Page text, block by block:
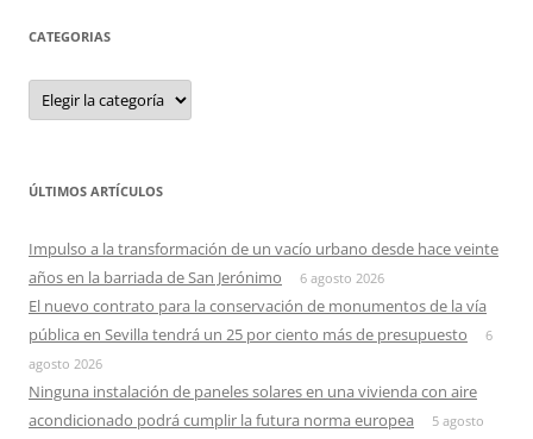
CATEGORIAS
Categorias
ÚLTIMOS ARTÍCULOS
Impulso a la transformación de un vacío urbano desde hace veinte
años en la barriada de San Jerónimo
6 agosto 2026
El nuevo contrato para la conservación de monumentos de la vía
pública en Sevilla tendrá un 25 por ciento más de presupuesto
6
agosto 2026
Ninguna instalación de paneles solares en una vivienda con aire
acondicionado podrá cumplir la futura norma europea
5 agosto